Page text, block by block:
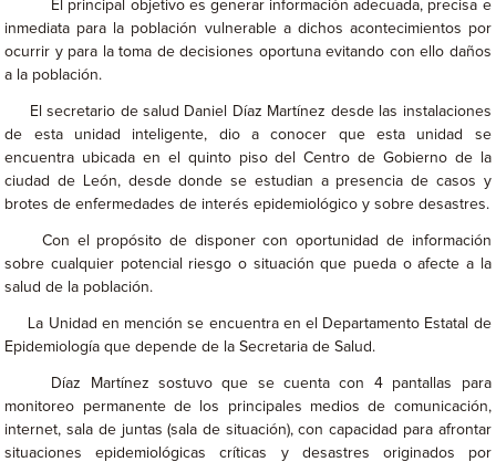
El principal objetivo es generar información adecuada, precisa e
inmediata para la población vulnerable a dichos acontecimientos por
ocurrir y para la toma de decisiones oportuna evitando con ello daños
a la población.
El secretario de salud Daniel Díaz Martínez desde las instalaciones
de esta unidad inteligente, dio a conocer que esta unidad se
encuentra ubicada en el quinto piso del Centro de Gobierno de la
ciudad de León, desde donde se estudian a presencia de casos y
brotes de enfermedades de interés epidemiológico y sobre desastres.
Con el propósito de disponer con oportunidad de información
sobre cualquier potencial riesgo o situación que pueda o afecte a la
salud de la población.
La Unidad en mención se encuentra en el Departamento Estatal de
Epidemiología que depende de la Secretaria de Salud.
Díaz Martínez sostuvo que se cuenta con 4 pantallas para
monitoreo permanente de los principales medios de comunicación,
internet, sala de juntas (sala de situación), con capacidad para afrontar
situaciones epidemiológicas críticas y desastres originados por